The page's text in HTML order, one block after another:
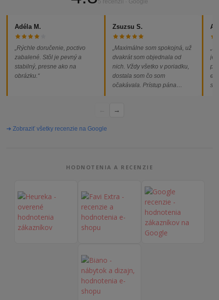
5 recenzií · Google
Adéla M.
„Rýchle doručenie, poctivo
zabalené. Stôl je pevný a
stabilný, presne ako na
obrázku.“
Zsuzsu S.
„Maximálne som spokojná, už
dvakrát som objednala od
nich. Vždy všetko v poriadku,
dostala som čo som
očakávala. Prístup pána
problémov. Vrele odporúčam!“
→
➔ Zobraziť všetky recenzie na Google
HODNOTENIA A RECENZIE